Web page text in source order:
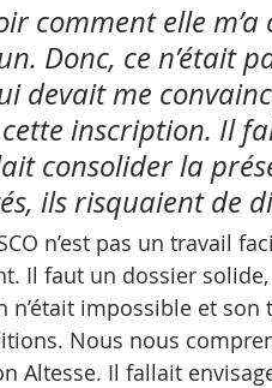
comment elle
Donc, ce n’était
devait me
inscription. Il
consolider la
ils risquaient de
n’est pas un travail
Il faut un dossier solide,
impossible et son
Nous nous
Altesse. Il fallait